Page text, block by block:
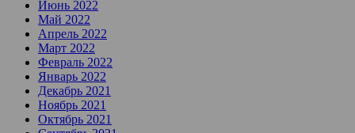
Июнь 2022
Май 2022
Апрель 2022
Март 2022
Февраль 2022
Январь 2022
Декабрь 2021
Ноябрь 2021
Октябрь 2021